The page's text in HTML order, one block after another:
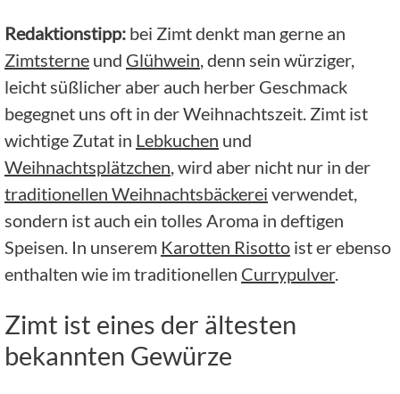
Redaktionstipp: bei Zimt denkt man gerne an
Zimtsterne und Glühwein , denn sein würziger,
leicht süßlicher aber auch herber Geschmack
begegnet uns oft in der Weihnachtszeit. Zimt ist
wichtige Zutat in Lebkuchen und
Weihnachtsplätzchen , wird aber nicht nur in der
traditionellen Weihnachtsbäckerei verwendet,
sondern ist auch ein tolles Aroma in deftigen
Speisen. In unserem Karotten Risotto ist er ebenso
enthalten wie im traditionellen Currypulver.
Zimt ist eines der ältesten
bekannten Gewürze